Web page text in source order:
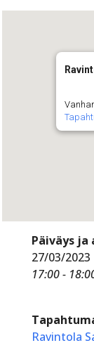
Päiväys ja
27/03/2023
17:00 -
Ravintola